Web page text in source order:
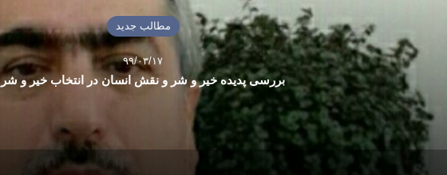
مطالب جدید
۹۹/۰۳/۱۷
بررسی پدیده خیر و شر و نقش انسان در انتخاب خیر و شر